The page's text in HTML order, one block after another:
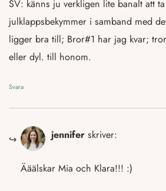
SV: känns ju verkligen lite banalt att
julklappsbekymmer i samband med
ligger bra till; Bror#1 har jag kvar;
eller dyl. till honom.
Svara
jennifer skriver:
Ääälskar Mia och Klara!!! :)